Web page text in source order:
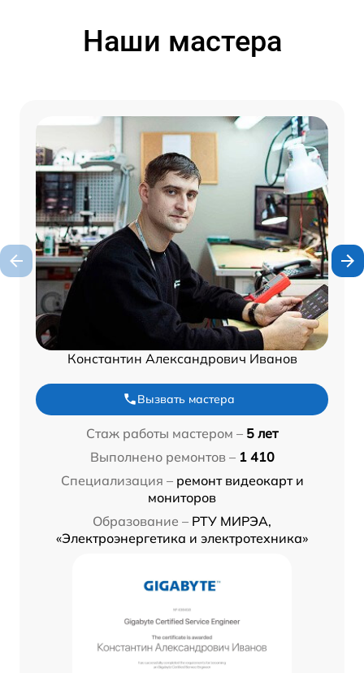
Наши мастера
Константин Александрович Иванов
Вызвать мастера
Стаж работы мастером – 5 лет
Выполнено ремонтов – 1 410
Специализация – ремонт видеокарт и
мониторов
Образование – РТУ МИРЭА,
«Электроэнергетика и электротехника»